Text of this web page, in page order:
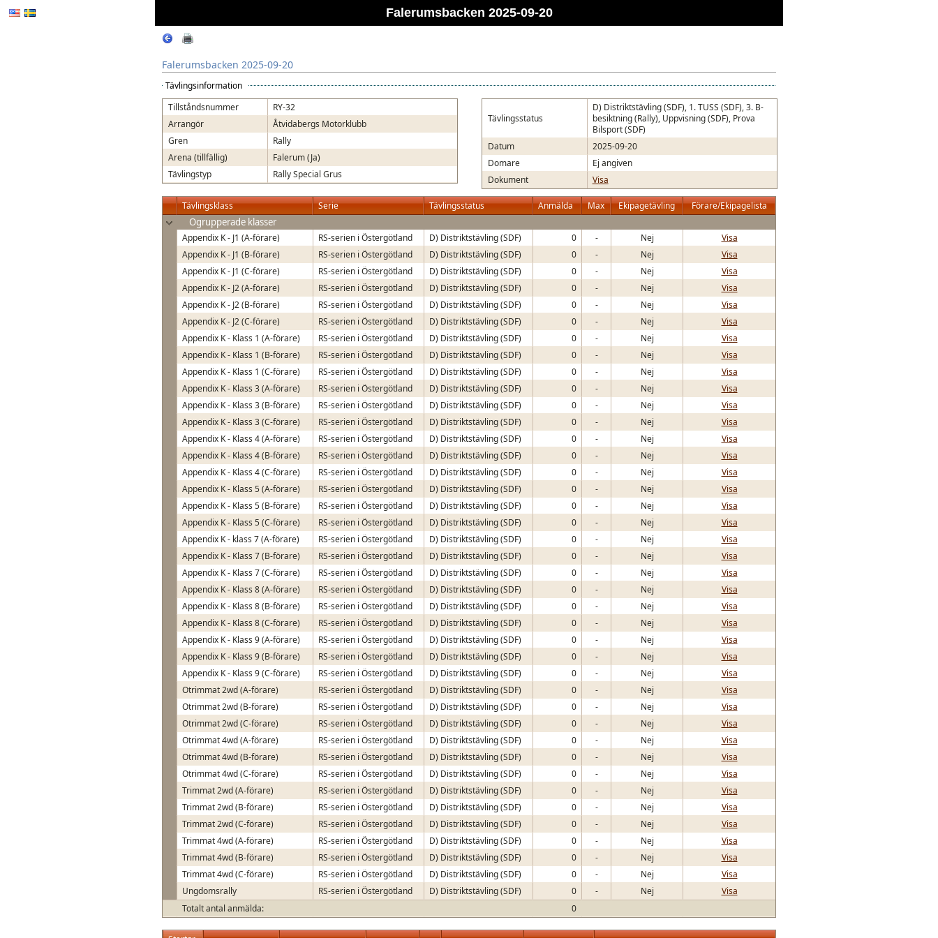
Falerumsbacken 2025-09-20
Falerumsbacken 2025-09-20
Tävlingsinformation
Tillståndsnummer
RY-32
Arrangör
Åtvidabergs Motorklubb
Gren
Rally
Arena (tillfällig)
Falerum (Ja)
Tävlingstyp
Rally Special Grus
Tävlingsstatus
D) Distriktstävling (SDF), 1. TUSS (SDF), 3. B-
besiktning (Rally), Uppvisning (SDF), Prova
Bilsport (SDF)
Datum
2025-09-20
Domare
Ej angiven
Dokument
Visa
Tävlingsklass Serie Tävlingsstatus Anmälda Max Ekipagetävling Förare/Ekipagelista
Totalt antal anmälda: 0
Ogrupperade klasser
Appendix K - J1 (A-förare) RS-serien i Östergötland D) Distriktstävling (SDF) 0 - Nej
Visa
Appendix K - J1 (B-förare)
RS-serien i Östergötland D) Distriktstävling (SDF) 0 - Nej
Visa
Appendix K - J1 (C-förare)
RS-serien i Östergötland D) Distriktstävling (SDF) 0 - Nej
Visa
Appendix K - J2 (A-förare)
RS-serien i Östergötland D) Distriktstävling (SDF) 0 - Nej
Visa
Appendix K - J2 (B-förare)
RS-serien i Östergötland D) Distriktstävling (SDF) 0 - Nej
Visa
Appendix K - J2 (C-förare)
RS-serien i Östergötland D) Distriktstävling (SDF) 0 - Nej
Visa
Appendix K - Klass 1 (A-förare)
RS-serien i Östergötland D) Distriktstävling (SDF) 0 - Nej
Visa
Appendix K - Klass 1 (B-förare)
RS-serien i Östergötland D) Distriktstävling (SDF) 0 - Nej
Visa
Appendix K - Klass 1 (C-förare)
RS-serien i Östergötland D) Distriktstävling (SDF) 0 - Nej
Visa
Appendix K - Klass 3 (A-förare)
RS-serien i Östergötland D) Distriktstävling (SDF) 0 - Nej
Visa
Appendix K - Klass 3 (B-förare)
RS-serien i Östergötland D) Distriktstävling (SDF) 0 - Nej
Visa
Appendix K - Klass 3 (C-förare)
RS-serien i Östergötland D) Distriktstävling (SDF) 0 - Nej
Visa
Appendix K - Klass 4 (A-förare)
RS-serien i Östergötland D) Distriktstävling (SDF) 0 - Nej
Visa
Appendix K - Klass 4 (B-förare)
RS-serien i Östergötland D) Distriktstävling (SDF) 0 - Nej
Visa
Appendix K - Klass 4 (C-förare)
RS-serien i Östergötland D) Distriktstävling (SDF) 0 - Nej
Visa
Appendix K - Klass 5 (A-förare)
RS-serien i Östergötland D) Distriktstävling (SDF) 0 - Nej
Visa
Appendix K - Klass 5 (B-förare)
RS-serien i Östergötland D) Distriktstävling (SDF) 0 - Nej
Visa
Appendix K - Klass 5 (C-förare)
RS-serien i Östergötland D) Distriktstävling (SDF) 0 - Nej
Visa
Appendix K - klass 7 (A-förare)
RS-serien i Östergötland D) Distriktstävling (SDF) 0 - Nej
Visa
Appendix K - Klass 7 (B-förare)
RS-serien i Östergötland D) Distriktstävling (SDF) 0 - Nej
Visa
Appendix K - Klass 7 (C-förare)
RS-serien i Östergötland D) Distriktstävling (SDF) 0 - Nej
Visa
Appendix K - Klass 8 (A-förare)
RS-serien i Östergötland D) Distriktstävling (SDF) 0 - Nej
Visa
Appendix K - Klass 8 (B-förare)
RS-serien i Östergötland D) Distriktstävling (SDF) 0 - Nej
Visa
Appendix K - Klass 8 (C-förare)
RS-serien i Östergötland D) Distriktstävling (SDF) 0 - Nej
Visa
Appendix K - Klass 9 (A-förare)
RS-serien i Östergötland D) Distriktstävling (SDF) 0 - Nej
Visa
Appendix K - Klass 9 (B-förare)
RS-serien i Östergötland D) Distriktstävling (SDF) 0 - Nej
Visa
Appendix K - Klass 9 (C-förare)
RS-serien i Östergötland D) Distriktstävling (SDF) 0 - Nej
Visa
Otrimmat 2wd (A-förare)
RS-serien i Östergötland D) Distriktstävling (SDF) 0 - Nej
Visa
Otrimmat 2wd (B-förare)
RS-serien i Östergötland D) Distriktstävling (SDF) 0 - Nej
Visa
Otrimmat 2wd (C-förare)
RS-serien i Östergötland D) Distriktstävling (SDF) 0 - Nej
Visa
Otrimmat 4wd (A-förare)
RS-serien i Östergötland D) Distriktstävling (SDF) 0 - Nej
Visa
Otrimmat 4wd (B-förare)
RS-serien i Östergötland D) Distriktstävling (SDF) 0 - Nej
Visa
Otrimmat 4wd (C-förare)
RS-serien i Östergötland D) Distriktstävling (SDF) 0 - Nej
Visa
Trimmat 2wd (A-förare)
RS-serien i Östergötland D) Distriktstävling (SDF) 0 - Nej
Visa
Trimmat 2wd (B-förare)
RS-serien i Östergötland D) Distriktstävling (SDF) 0 - Nej
Visa
Trimmat 2wd (C-förare)
RS-serien i Östergötland D) Distriktstävling (SDF) 0 - Nej
Visa
Trimmat 4wd (A-förare)
RS-serien i Östergötland D) Distriktstävling (SDF) 0 - Nej
Visa
Trimmat 4wd (B-förare)
RS-serien i Östergötland D) Distriktstävling (SDF) 0 - Nej
Visa
Trimmat 4wd (C-förare)
RS-serien i Östergötland D) Distriktstävling (SDF) 0 - Nej
Visa
Ungdomsrally
RS-serien i Östergötland D) Distriktstävling (SDF) 0 - Nej Visa